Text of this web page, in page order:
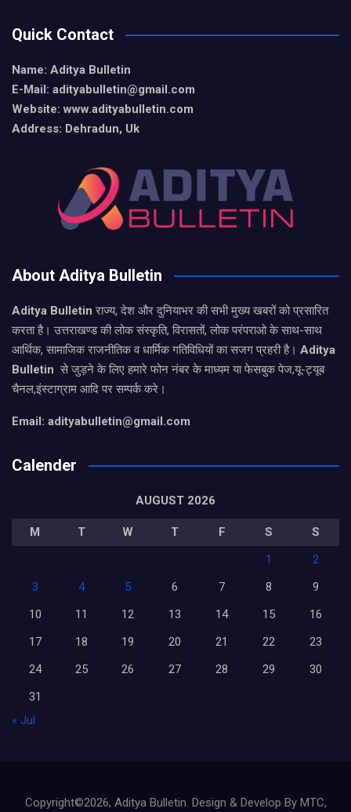
Quick Contact
Name: Aditya Bulletin
E-Mail: adityabulletin@gmail.com
Website: www.adityabulletin.com
Address: Dehradun, Uk
About Aditya Bulletin
Aditya Bulletinराज्य, देश और दुनियाभर की सभी मुख्य खबरों को प्रसारित
करता है। उत्तराखण्ड की लोक संस्कृति, विरासतों, लोक परंपराओ के साथ-साथ
आर्थिक, सामाजिक राजनीतिक व धार्मिक गतिविधियों का सजग प्रहरी है। Aditya
Bulletin से जुड़ने के लिए हमारे फोन नंबर के माध्यम या फेसबुक पेज,यू-ट्यूब
चैनल,इंस्टाग्राम आदि पर सम्पर्क करे।
Email: adityabulletin@gmail.com
Calender
AUGUST 2026
M T W T F S
S
1
2
3
4 5 6 7 8
9
10
11 12 13 14 15
16
17
18 19 20 21 22
23
24
25 26 27 28 29
30
31
« Jul
Copyright©2026, Aditya Bulletin. Design & Develop By MTC,